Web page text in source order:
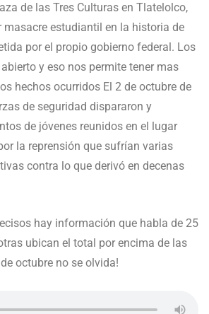
de las Tres Culturas en Tlatelolco,
masacre estudiantil en la historia de
por el propio gobierno federal. Los
y eso nos permite tener mas
hechos ocurridos El 2 de octubre de
de seguridad dispararon y
de jóvenes reunidos en el lugar
la reprensión que sufrían varias
contra lo que derivó en decenas
hay información que habla de 25
ubican el total por encima de las
octubre no se olvida!